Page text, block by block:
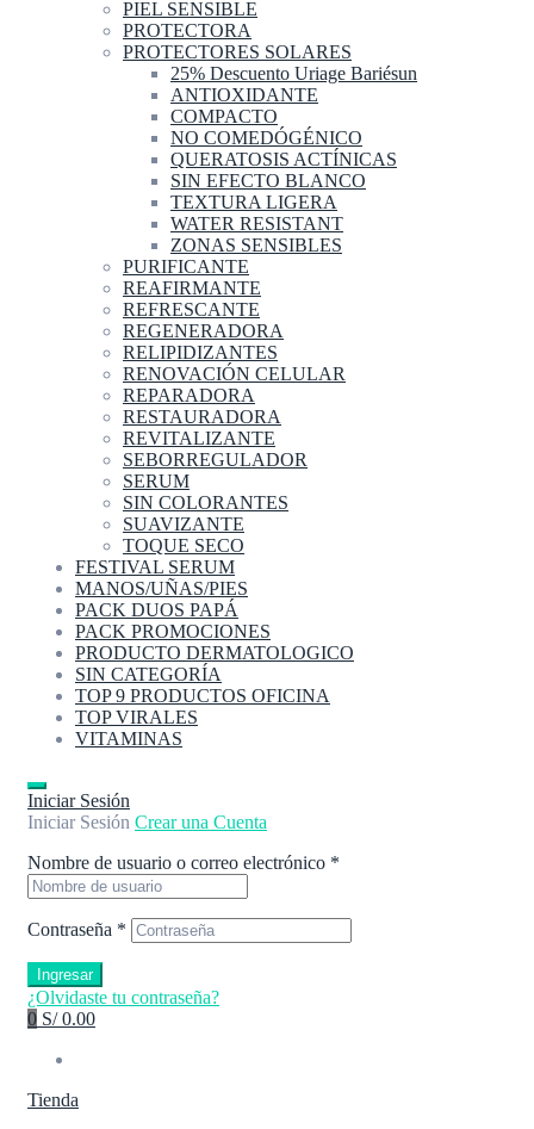
PIEL SENSIBLE
PROTECTORA
PROTECTORES SOLARES
25% Descuento Uriage Bariésun
ANTIOXIDANTE
COMPACTO
NO COMEDÓGÉNICO
QUERATOSIS ACTÍNICAS
SIN EFECTO BLANCO
TEXTURA LIGERA
WATER RESISTANT
ZONAS SENSIBLES
PURIFICANTE
REAFIRMANTE
REFRESCANTE
REGENERADORA
RELIPIDIZANTES
RENOVACIÓN CELULAR
REPARADORA
RESTAURADORA
REVITALIZANTE
SEBORREGULADOR
SERUM
SIN COLORANTES
SUAVIZANTE
TOQUE SECO
FESTIVAL SERUM
MANOS/UÑAS/PIES
PACK DUOS PAPÁ
PACK PROMOCIONES
PRODUCTO DERMATOLOGICO
SIN CATEGORÍA
TOP 9 PRODUCTOS OFICINA
TOP VIRALES
VITAMINAS
Iniciar Sesión
Iniciar Sesión Crear una Cuenta
Nombre de usuario o correo electrónico *
Contraseña *
Ingresar
¿Olvidaste tu contraseña?
0 S/ 0.00
Tienda